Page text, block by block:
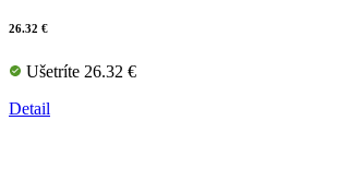
26.32 €
Ušetríte 26.32 €
Detail